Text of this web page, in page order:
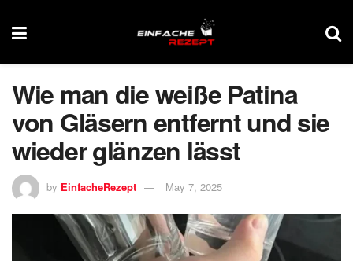
Wie man die weiße Patina
von Gläsern entfernt und sie
wieder glänzen lässt
by EinfacheRezept May 7, 2025